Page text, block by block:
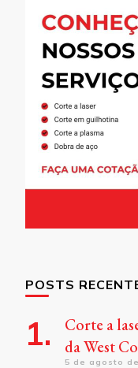
POSTS
Corte a
da West
5 de agosto